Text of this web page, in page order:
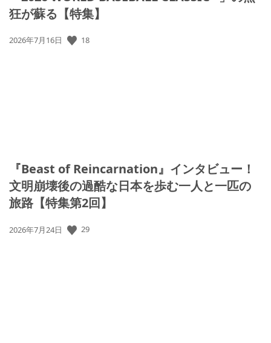
狂が蘇る【特集】
公
2026年7月16日 18
『Beast of Reincarnation』インタビュー！
文明崩壊後の過酷な日本を歩む一人と一匹の
旅路【特集第2回】
公
2026年7月24日 29